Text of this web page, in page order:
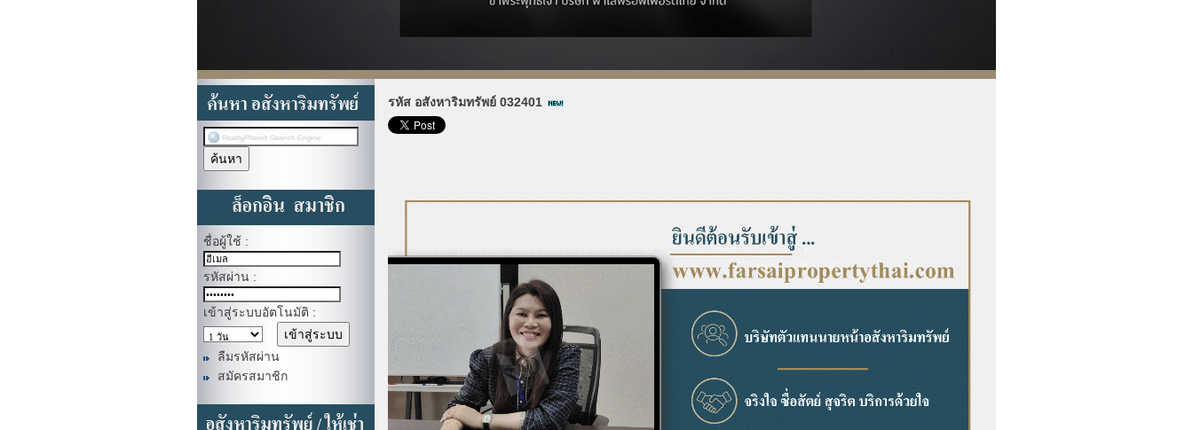
ชื่อผู้ใช้ :
รหัสผ่าน :
เข้าสู่ระบบอัตโนมัติ :
ลืมรหัสผ่าน
สมัครสมาชิก
รหัส อสังหาริมทรัพย์ 032401